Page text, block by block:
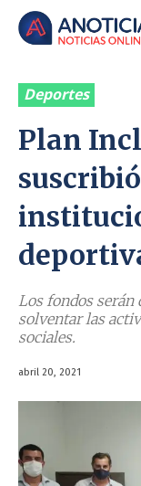
Deportes
Plan
Los fondos serán
solventar las
sociales.
abril 20, 2021